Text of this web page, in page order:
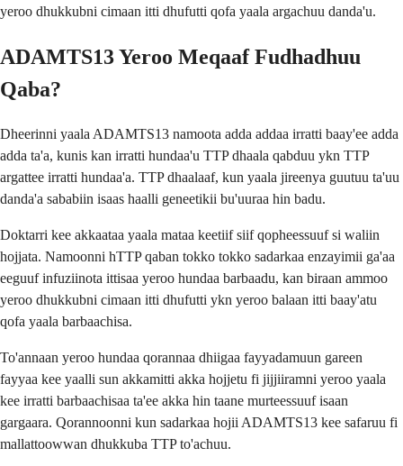
yeroo dhukkubni cimaan itti dhufutti qofa yaala argachuu danda'u.
ADAMTS13 Yeroo Meqaaf Fudhadhuu
Qaba?
Dheerinni yaala ADAMTS13 namoota adda addaa irratti baay'ee adda
adda ta'a, kunis kan irratti hundaa'u TTP dhaala qabduu ykn TTP
argattee irratti hundaa'a. TTP dhaalaaf, kun yaala jireenya guutuu ta'uu
danda'a sababiin isaas haalli geneetikii bu'uuraa hin badu.
Doktarri kee akkaataa yaala mataa keetiif siif qopheessuuf si waliin
hojjata. Namoonni hTTP qaban tokko tokko sadarkaa enzayimii ga'aa
eeguuf infuziinota ittisaa yeroo hundaa barbaadu, kan biraan ammoo
yeroo dhukkubni cimaan itti dhufutti ykn yeroo balaan itti baay'atu
qofa yaala barbaachisa.
To'annaan yeroo hundaa qorannaa dhiigaa fayyadamuun gareen
fayyaa kee yaalli sun akkamitti akka hojjetu fi jijjiiramni yeroo yaala
kee irratti barbaachisaa ta'ee akka hin taane murteessuuf isaan
gargaara. Qorannoonni kun sadarkaa hojii ADAMTS13 kee safaruu fi
mallattoowwan dhukkuba TTP to'achuu.